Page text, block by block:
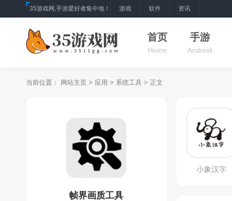
35游戏网,手游爱好者集中地！ 游戏 软件 资讯
首页
Home
手游
Android
当前位置： 网站主页 > 应用 > 系统工具 > 正文
帧界画质工具
小象汉字